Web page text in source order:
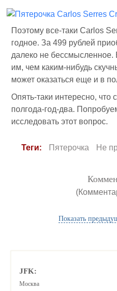
Поэтому все-таки Carlos
годное. За 499 рублей
далеко не бессмысленное.
им, чем каким-нибудь
может оказаться еще и в
Опять-таки интересно, что
полгода-год-два.
исследовать этот вопрос.
Теги: Пятерочка Не
Показать
JFK:
Москва